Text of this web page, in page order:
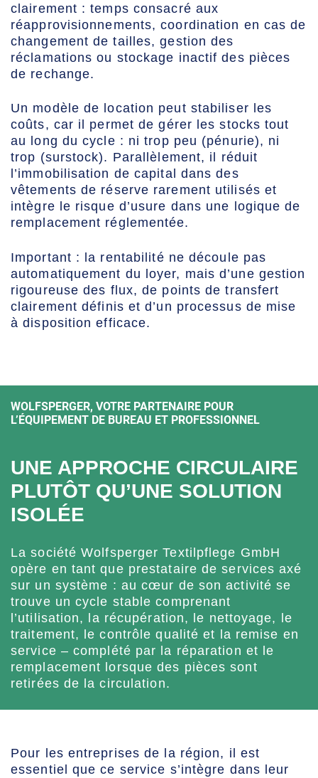
clairement : temps consacré aux
réapprovisionnements, coordination en cas de
changement de tailles, gestion des
réclamations ou stockage inactif des pièces
de rechange.
Un modèle de location peut stabiliser les
coûts, car il permet de gérer les stocks tout
au long du cycle : ni trop peu (pénurie), ni
trop (surstock). Parallèlement, il réduit
l’immobilisation de capital dans des
vêtements de réserve rarement utilisés et
intègre le risque d’usure dans une logique de
remplacement réglementée.
Important : la rentabilité ne découle pas
automatiquement du loyer, mais d’une gestion
rigoureuse des flux, de points de transfert
clairement définis et d’un processus de mise
à disposition efficace.
WOLFSPERGER, VOTRE PARTENAIRE POUR
L’ÉQUIPEMENT DE BUREAU ET PROFESSIONNEL
UNE APPROCHE CIRCULAIRE
PLUTÔT QU’UNE SOLUTION
ISOLÉE
La société Wolfsperger Textilpflege GmbH
opère en tant que prestataire de services axé
sur un système : au cœur de son activité se
trouve un cycle stable comprenant
l’utilisation, la récupération, le nettoyage, le
traitement, le contrôle qualité et la remise en
service – complété par la réparation et le
remplacement lorsque des pièces sont
retirées de la circulation.
Pour les entreprises de la région, il est
essentiel que ce service s’intègre dans leur